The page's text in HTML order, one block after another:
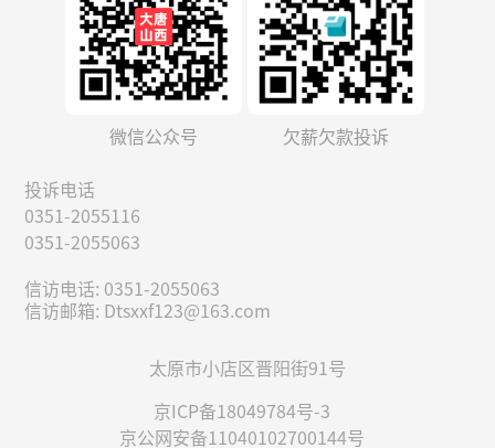
微信公众号
欠薪欠款投诉
投诉电话
0351-2055116
0351-2055063
信访电话: 0351-2055063
信访邮箱: Dtsxxf123@163.com
太原市小店区晋阳街91号
京ICP备18049784号-3
京公网安备11040102700144号